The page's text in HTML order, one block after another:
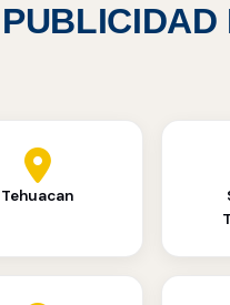
Tehuacan